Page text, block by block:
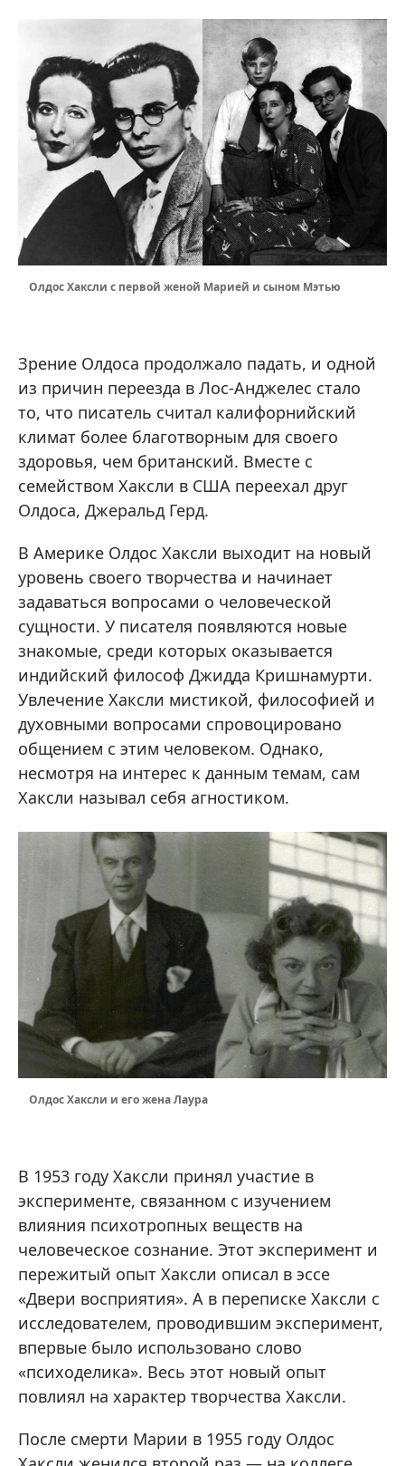
Олдос Хаксли с первой женой Марией и сыном Мэтью
Зрение Олдоса продолжало падать, и одной
из причин переезда в Лос-Анджелес стало
то, что писатель считал калифорнийский
климат более благотворным для своего
здоровья, чем британский. Вместе с
семейством Хаксли в США переехал друг
Олдоса, Джеральд Герд.
В Америке Олдос Хаксли выходит на новый
уровень своего творчества и начинает
задаваться вопросами о человеческой
сущности. У писателя появляются новые
знакомые, среди которых оказывается
индийский философ Джидда Кришнамурти.
Увлечение Хаксли мистикой, философией и
духовными вопросами спровоцировано
общением с этим человеком. Однако,
несмотря на интерес к данным темам, сам
Хаксли называл себя агностиком.
Олдос Хаксли и его жена Лаура
В 1953 году Хаксли принял участие в
эксперименте, связанном с изучением
влияния психотропных веществ на
человеческое сознание. Этот эксперимент и
пережитый опыт Хаксли описал в эссе
«Двери восприятия». А в переписке Хаксли с
исследователем, проводившим эксперимент,
впервые было использовано слово
«психоделика». Весь этот новый опыт
повлиял на характер творчества Хаксли.
После смерти Марии в 1955 году Олдос